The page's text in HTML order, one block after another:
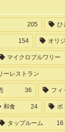
205 ひ
154 オリ
マイクロブルワリー
ーレストラン
36 フィ
和食 24 ボ
タップルーム 16